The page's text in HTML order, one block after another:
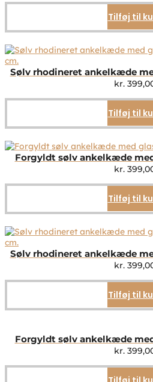
Tilføj til
Sølv rhodineret ankelkæde
kr.
Tilføj til
Forgyldt sølv ankelkæde
kr.
Tilføj til
Sølv rhodineret ankelkæde
kr.
Tilføj til
Forgyldt sølv ankelkæde
kr.